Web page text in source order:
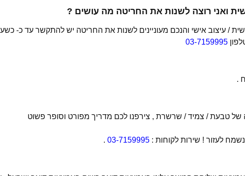
ואני רוצה לשנות את החריטה מה עושים ?
/ עיצוב אישי והנכם מעוניינים לשנות את החריטה יש להתקשר עד כ-
03-7159995
.
טבעת / צמיד / שרשרת , צירפנו לכם מדריך מפורט וסופר פשוט
לעזור ! שירות לקוחות : 03-7159995
.